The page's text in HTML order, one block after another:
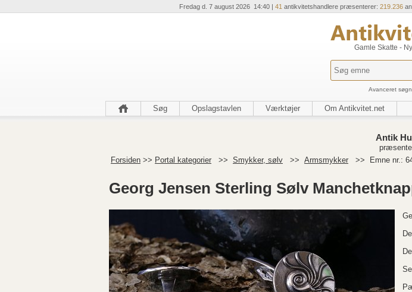
Fredag d. 7 august 2026 14:40 | 41 antikvitetshandlere præsenterer: 219.236
Gamle Skatte -
Avanceret
Søg Opslagstavlen Værktøjer Om Antikvitet.net
Antik
Forsiden >> Portal kategorier >> Smykker, sølv >> Armsmykker >> Emne nr.:
Georg Jensen Sterling Sølv